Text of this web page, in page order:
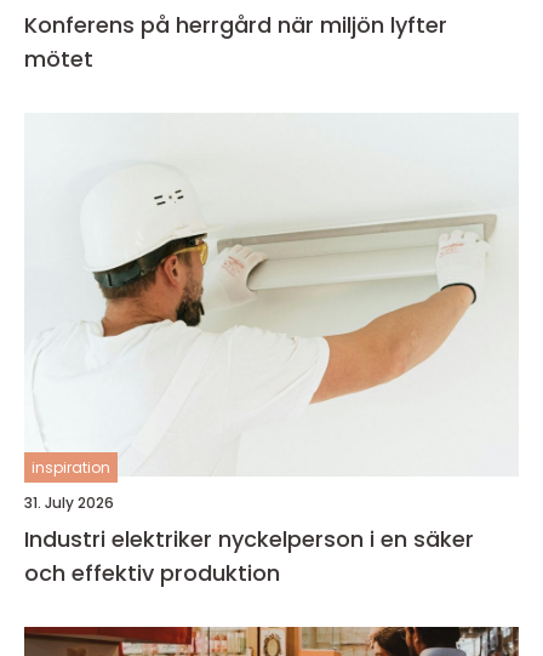
Konferens på herrgård när miljön lyfter
mötet
inspiration
31. July 2026
Industri elektriker nyckelperson i en säker
och effektiv produktion